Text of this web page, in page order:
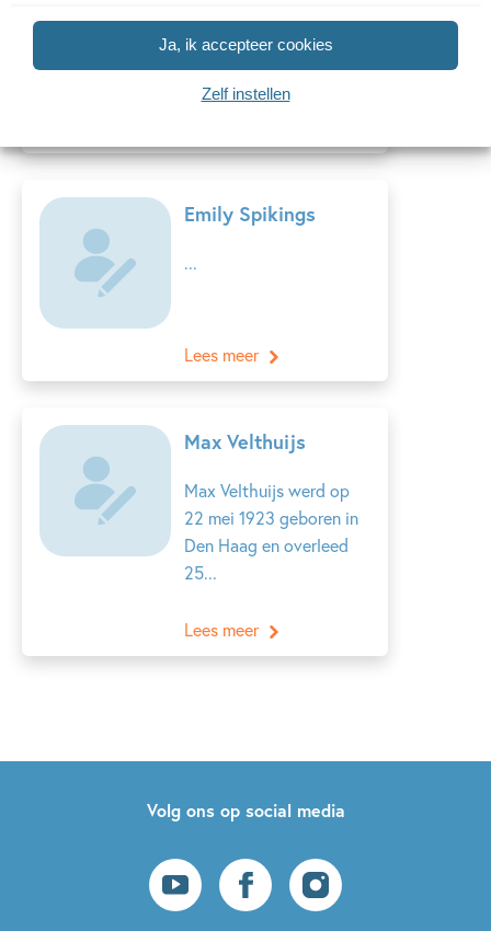
Ja, ik accepteer cookies
Zelf instellen
gouden duo achter
NOOX...
Emily Spikings
...
Lees meer
Max Velthuijs
Max Velthuijs werd op
22 mei 1923 geboren in
Den Haag en overleed
25...
Lees meer
Volg ons op social media